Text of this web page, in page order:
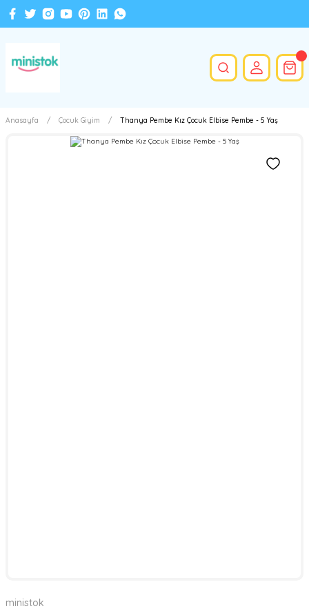
Anasayfa Çocuk Giyim Thanya Pembe Kız Çocuk Elbise Pembe - 5 Yaş
ministok